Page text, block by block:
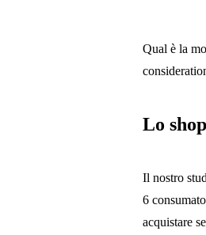
Qual è la
Lo
Il nostro
6
acquistare